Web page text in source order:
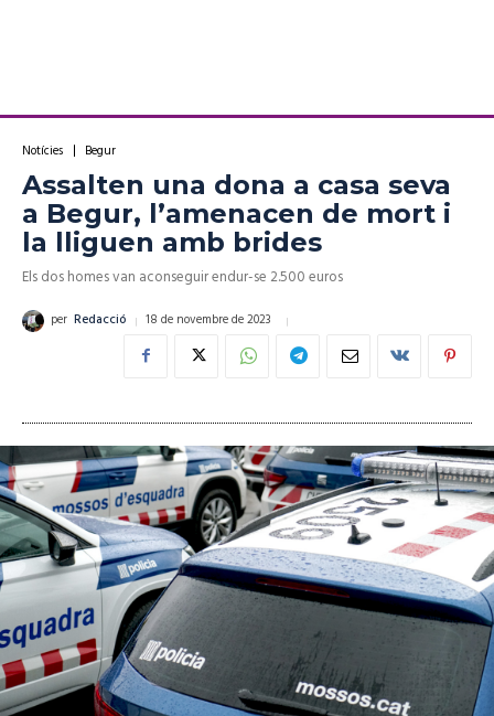
Notícies Begur
Assalten una dona a casa seva
a Begur, l’amenacen de mort i
la lliguen amb brides
Els dos homes van aconseguir endur-se 2.500 euros
per Redacció 18 de novembre de 2023